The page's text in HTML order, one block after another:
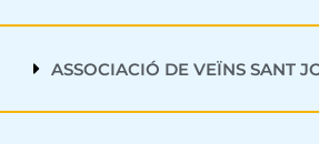
ASSOCIACIÓ DE VEÏNS SANT